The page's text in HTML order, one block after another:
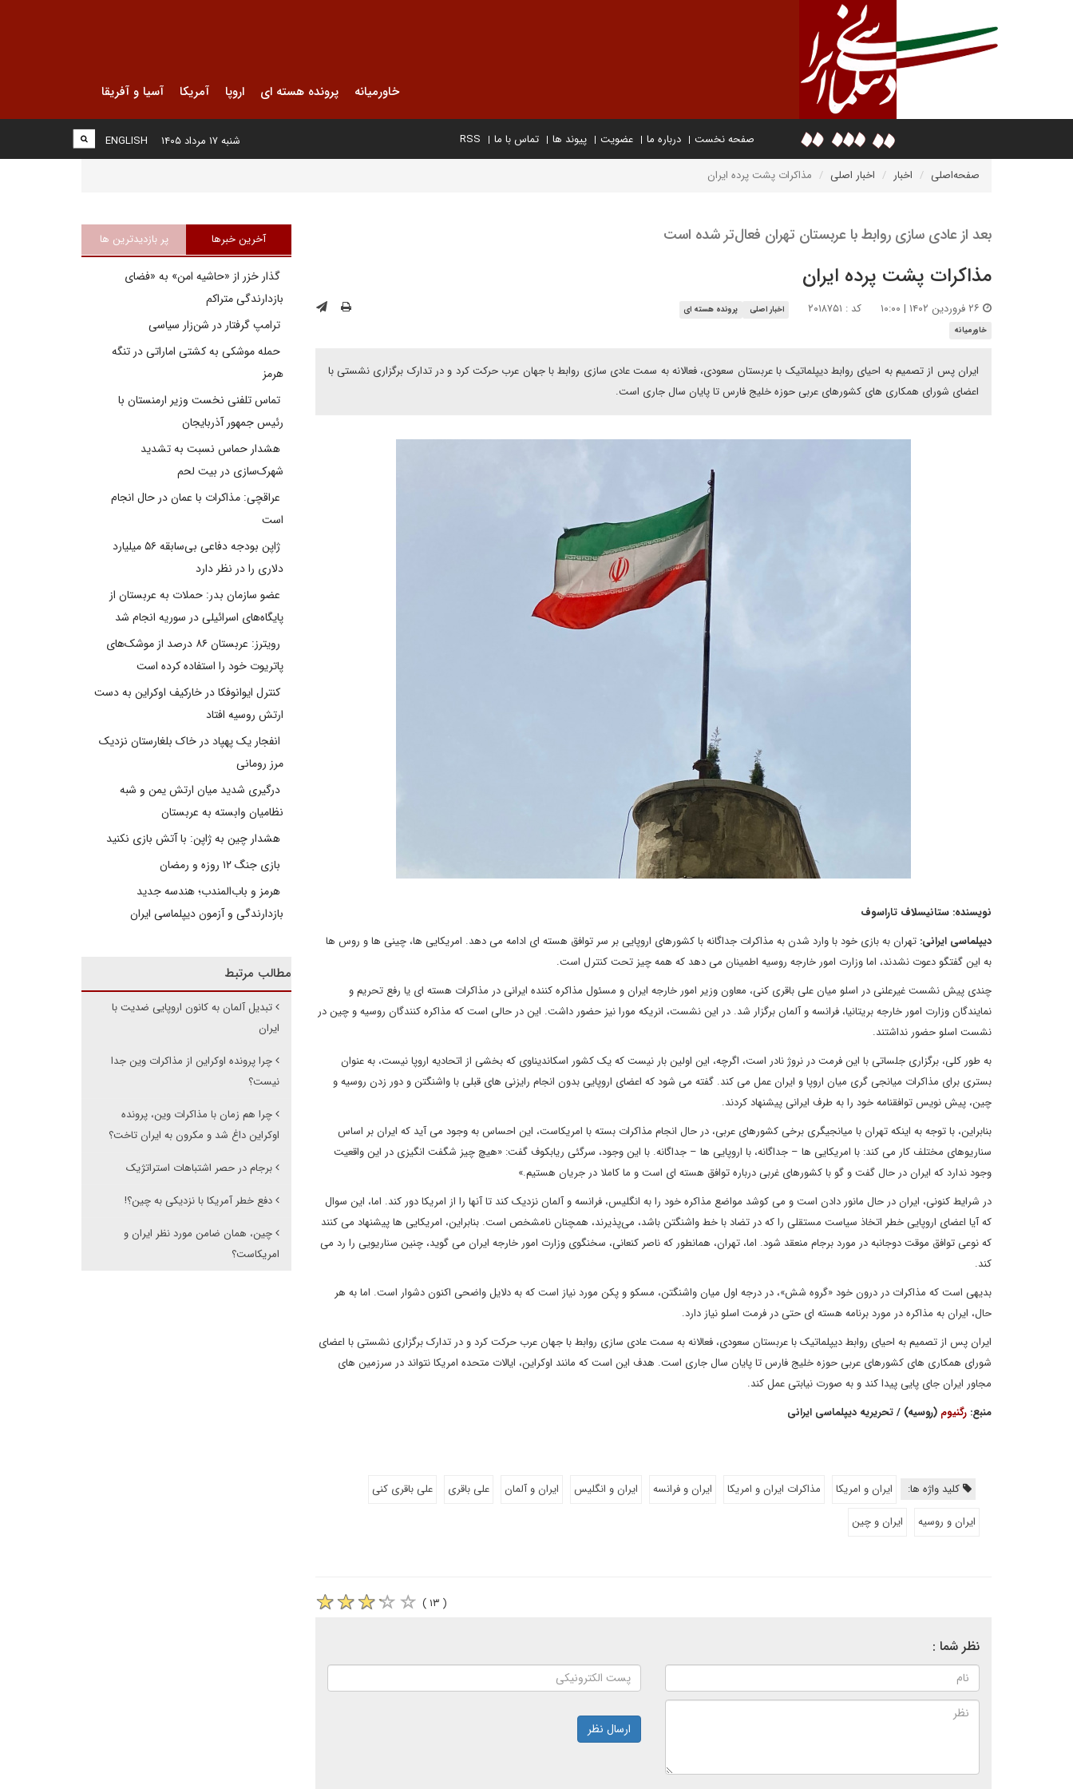
خاورمیانه پرونده هسته ای اروپا آمریکا آسیا و آفریقا
صفحه نخست درباره ما عضویت پیوند ها تماس با ما RSS
ENGLISH شنبه ۱۷ مرداد ۱۴۰۵
صفحه‌اصلی اخبار اخبار اصلی مذاکرات پشت پرده ایران
بعد از عادی سازی روابط با عربستان تهران فعال‌تر شده است
مذاکرات پشت پرده ایران
کد : ۲۰۱۸۷۵۱ اخبار اصلی
پرونده هسته ای
خاورمیانه
ایران پس از تصمیم به احیای روابط دیپلماتیک با عربستان سعودی، فعالانه به سمت عادی سازی روابط با جهان عرب حرکت کرد و در تدارک برگزاری نشستی با
اعضای شورای همکاری های کشورهای عربی حوزه خلیج فارس تا پایان سال جاری است.
نویسنده: ستانیسلاف تاراسوف
دیپلماسی ایرانی: تهران به بازی خود با وارد شدن به مذاکرات جداگانه با کشورهای اروپایی بر سر توافق هسته ای ادامه می دهد. امریکایی ها، چینی ها و روس ها
به این گفتگو دعوت نشدند، اما وزارت امور خارجه روسیه اطمینان می دهد که همه چیز تحت کنترل است.
چندی پیش نشست غیرعلنی در اسلو میان علی باقری کنی، معاون وزیر امور خارجه ایران و مسئول مذاکره کننده ایرانی در مذاکرات هسته ای یا رفع تحریم و
نمایندگان وزارت امور خارجه بریتانیا، فرانسه و آلمان برگزار شد. در این نشست، انریکه مورا نیز حضور داشت. این در حالی است که مذاکره کنندگان روسیه و چین در
نشست اسلو حضور نداشتند.
به طور کلی، برگزاری جلساتی با این فرمت در نروژ نادر است، اگرچه، این اولین بار نیست که یک کشور اسکاندیناوی که بخشی از اتحادیه اروپا نیست، به عنوان
بستری برای مذاکرات میانجی گری میان اروپا و ایران عمل می کند. گفته می شود که اعضای اروپایی بدون انجام رایزنی ‌های قبلی با واشنگتن و دور زدن روسیه و
چین، پیش‌ نویس توافقنامه خود را به طرف ایرانی پیشنهاد کردند.
بنابراین، با توجه به اینکه تهران با میانجیگری برخی کشورهای عربی، در حال انجام مذاکرات بسته با امریکاست، این احساس به وجود می آید که ایران بر اساس
سناریوهای مختلف کار می کند: با امریکایی ها – جداگانه، با اروپایی ها – جداگانه. با این وجود، سرگئی ریابکوف گفت: «هیچ چیز شگفت ‌انگیزی در این واقعیت
وجود ندارد که ایران در حال گفت ‌و گو با کشورهای غربی درباره توافق هسته ‌ای است و ما کاملا در جریان هستیم.»
در شرایط کنونی، ایران در حال مانور دادن است و می کوشد مواضع مذاکره خود را به انگلیس، فرانسه و آلمان نزدیک کند تا آنها را از امریکا دور کند. اما، این سوال
که آیا اعضای اروپایی خطر اتخاذ سیاست مستقلی را که در تضاد با خط واشنگتن باشد، می‌پذیرند، همچنان نامشخص است. بنابراین، امریکایی ‌ها پیشنهاد می ‌کنند
که نوعی توافق موقت دوجانبه در مورد برجام منعقد شود. اما، تهران، همانطور که ناصر کنعانی، سخنگوی وزارت امور خارجه ایران می گوید، چنین سناریویی را رد می
کند.
بدیهی است که مذاکرات در درون خود «گروه شش»، در درجه اول میان واشنگتن، مسکو و پکن مورد نیاز است که به دلایل واضحی اکنون دشوار است. اما به هر
حال، ایران به مذاکره در مورد برنامه هسته ای حتی در فرمت اسلو نیاز دارد.
ایران پس از تصمیم به احیای روابط دیپلماتیک با عربستان سعودی، فعالانه به سمت عادی سازی روابط با جهان عرب حرکت کرد و در تدارک برگزاری نشستی با اعضای
شورای همکاری های کشورهای عربی حوزه خلیج فارس تا پایان سال جاری است. هدف این است که مانند اوکراین، ایالات متحده امریکا نتواند در سرزمین های
مجاور ایران جای پایی پیدا کند و به صورت نیابتی عمل کند.
منبع: رگنیوم (روسیه) / تحریریه دیپلماسی ایرانی
کلید واژه ها: ایران و امریکا مذاکرات ایران و امریکا ایران و فرانسه ایران و انگلیس ایران و آلمان علی باقری
علی باقری کنی
ایران و روسیه
ایران و چین
( ۱۳ )
نظر شما :
ارسال نظر
آخرین خبرها پر بازدیدترین ها
گذار خزر از «حاشیه امن» به «فضای
بازدارندگی متراکم
ترامپ گرفتار در شن‌زار سیاسی
حمله موشکی به کشتی اماراتی در تنگه
هرمز
تماس تلفنی نخست وزیر ارمنستان با
رئیس جمهور آذربایجان
هشدار حماس نسبت به تشدید
شهرک‌سازی در بیت‌ لحم
عراقچی: مذاکرات با عمان در حال انجام
است
ژاپن بودجه دفاعی بی‌سابقه ۵۶ میلیارد
دلاری را در نظر دارد
عضو سازمان بدر: حملات به عربستان از
پایگاه‌های اسرائیلی در سوریه انجام شد
رویترز: عربستان ۸۶ درصد از موشک‌های
پاتریوت خود را استفاده کرده است
کنترل ایوانوفکا در خارکیف اوکراین به دست
ارتش روسیه افتاد
انفجار یک پهپاد در خاک بلغارستان نزدیک
مرز رومانی
درگیری شدید میان ارتش یمن و شبه
نظامیان وابسته به عربستان
هشدار چین به ژاپن: با آتش بازی نکنید
بازی جنگ ۱۲ روزه و رمضان
هرمز و باب‌المندب؛ هندسه جدید
بازدارندگی و آزمون دیپلماسی ایران
مطالب مرتبط
تبدیل آلمان به کانون اروپایی ضدیت با
ایران
چرا پرونده اوکراین از مذاکرات وین جدا
نیست؟
چرا هم زمان با مذاکرات وین، پرونده
اوکراین داغ شد و مکرون به ایران تاخت؟
برجام در حصر اشتباهات استراتژیک
دفع خطر آمریکا با نزدیکی به چین؟!
چین، همان ضامن مورد نظر ایران و
امریکاست؟